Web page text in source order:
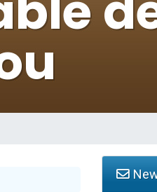
et le Birkat Hamazone à travers le